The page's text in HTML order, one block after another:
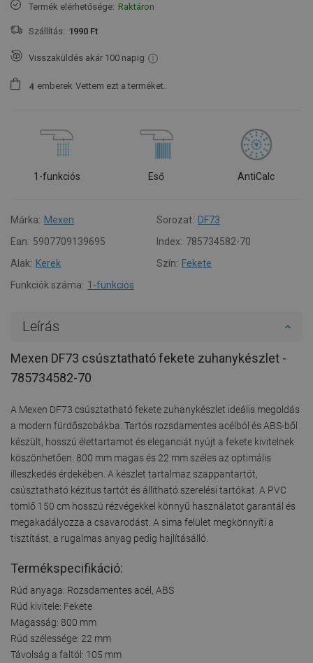
Termék elérhetősége: Raktáron
Szállítás: 1990 Ft
Visszaküldés akár 100 napig
4 emberek Vettem ezt a terméket.
1-funkciós Eső AntiCalc
Márka: Mexen Sorozat: DF73
Ean: 5907709139695 Index: 785734582-70
Alak: Kerek Szín: Fekete
Funkciók száma: 1-funkciós
Leírás
Mexen DF73 csúsztatható fekete zuhanykészlet -
785734582-70
A Mexen DF73 csúsztatható fekete zuhanykészlet ideális megoldás
a modern fürdőszobákba. Tartós rozsdamentes acélból és ABS-ből
készült, hosszú élettartamot és eleganciát nyújt a fekete kivitelnek
köszönhetően. 800 mm magas és 22 mm széles az optimális
illeszkedés érdekében. A készlet tartalmaz szappantartót,
csúsztatható kézitus tartót és állítható szerelési tartókat. A PVC
tömlő 150 cm hosszú rézvégekkel könnyű használatot garantál és
megakadályozza a csavarodást. A sima felület megkönnyíti a
tisztítást, a rugalmas anyag pedig hajlításálló.
Termékspecifikáció:
Rúd anyaga: Rozsdamentes acél, ABS
Rúd kivitele: Fekete
Magasság: 800 mm
Rúd szélessége: 22 mm
Távolság a faltól: 105 mm